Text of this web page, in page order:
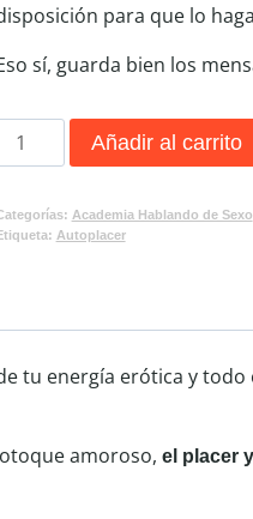
para que lo
sí, guarda bien los
Reto:
Autoplacer
Añadir al carrito
Academia Hablando de Sexo
Autoplacer
tu energía erótica y
amoroso, el placer